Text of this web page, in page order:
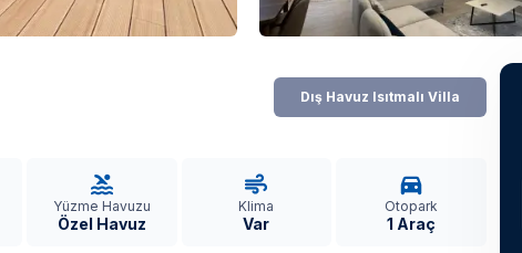
Dış Havuz Isıtmalı Villa
Yüzme Havuzu
Özel Havuz
Klima
Var
Otopark
1 Araç